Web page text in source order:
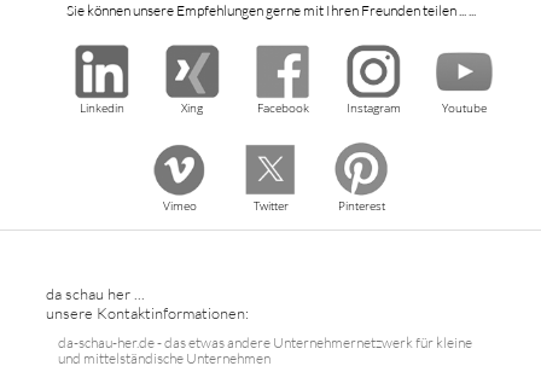
Sie können unsere Empfehlungen gerne mit Ihren Freunden teilen ... ...
Linkedin Xing Facebook Instagram Youtube
Vimeo Twitter Pinterest
da schau her ...
unsere Kontaktinformationen:
da-schau-her.de - das etwas andere Unternehmernetzwerk für kleine
und mittelständische Unternehmen